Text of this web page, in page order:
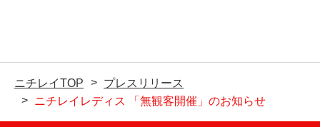
ニチレイTOP
プレスリリース
ニチレイレディス 「無観客開催」のお知らせ